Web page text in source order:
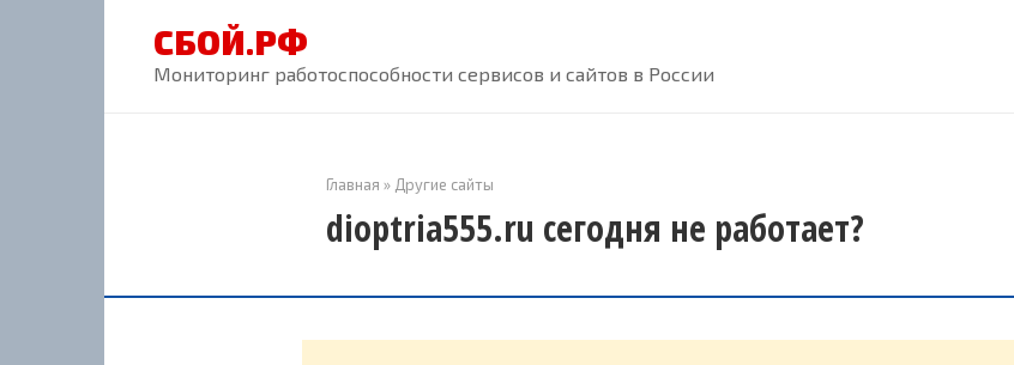
СБОЙ.РФ
Мониторинг работоспособности сервисов и сайтов в России
Главная » Другие сайты
dioptria555.ru сегодня не работает?